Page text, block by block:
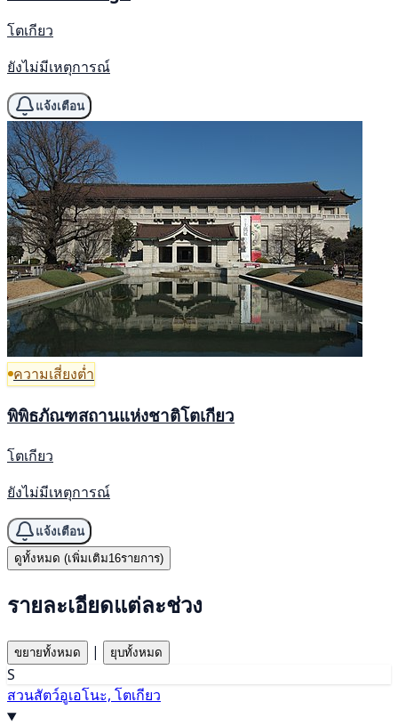
โตเกียว
ยังไม่มีเหตุการณ์
แจ้งเตือน
ความเสี่ยงต่ำ
พิพิธภัณฑสถานแห่งชาติโตเกียว
โตเกียว
ยังไม่มีเหตุการณ์
แจ้งเตือน
ดูทั้งหมด (เพิ่มเติม16รายการ)
รายละเอียดแต่ละช่วง
ขยายทั้งหมด | ยุบทั้งหมด
S
สวนสัตว์อูเอโนะ, โตเกียว